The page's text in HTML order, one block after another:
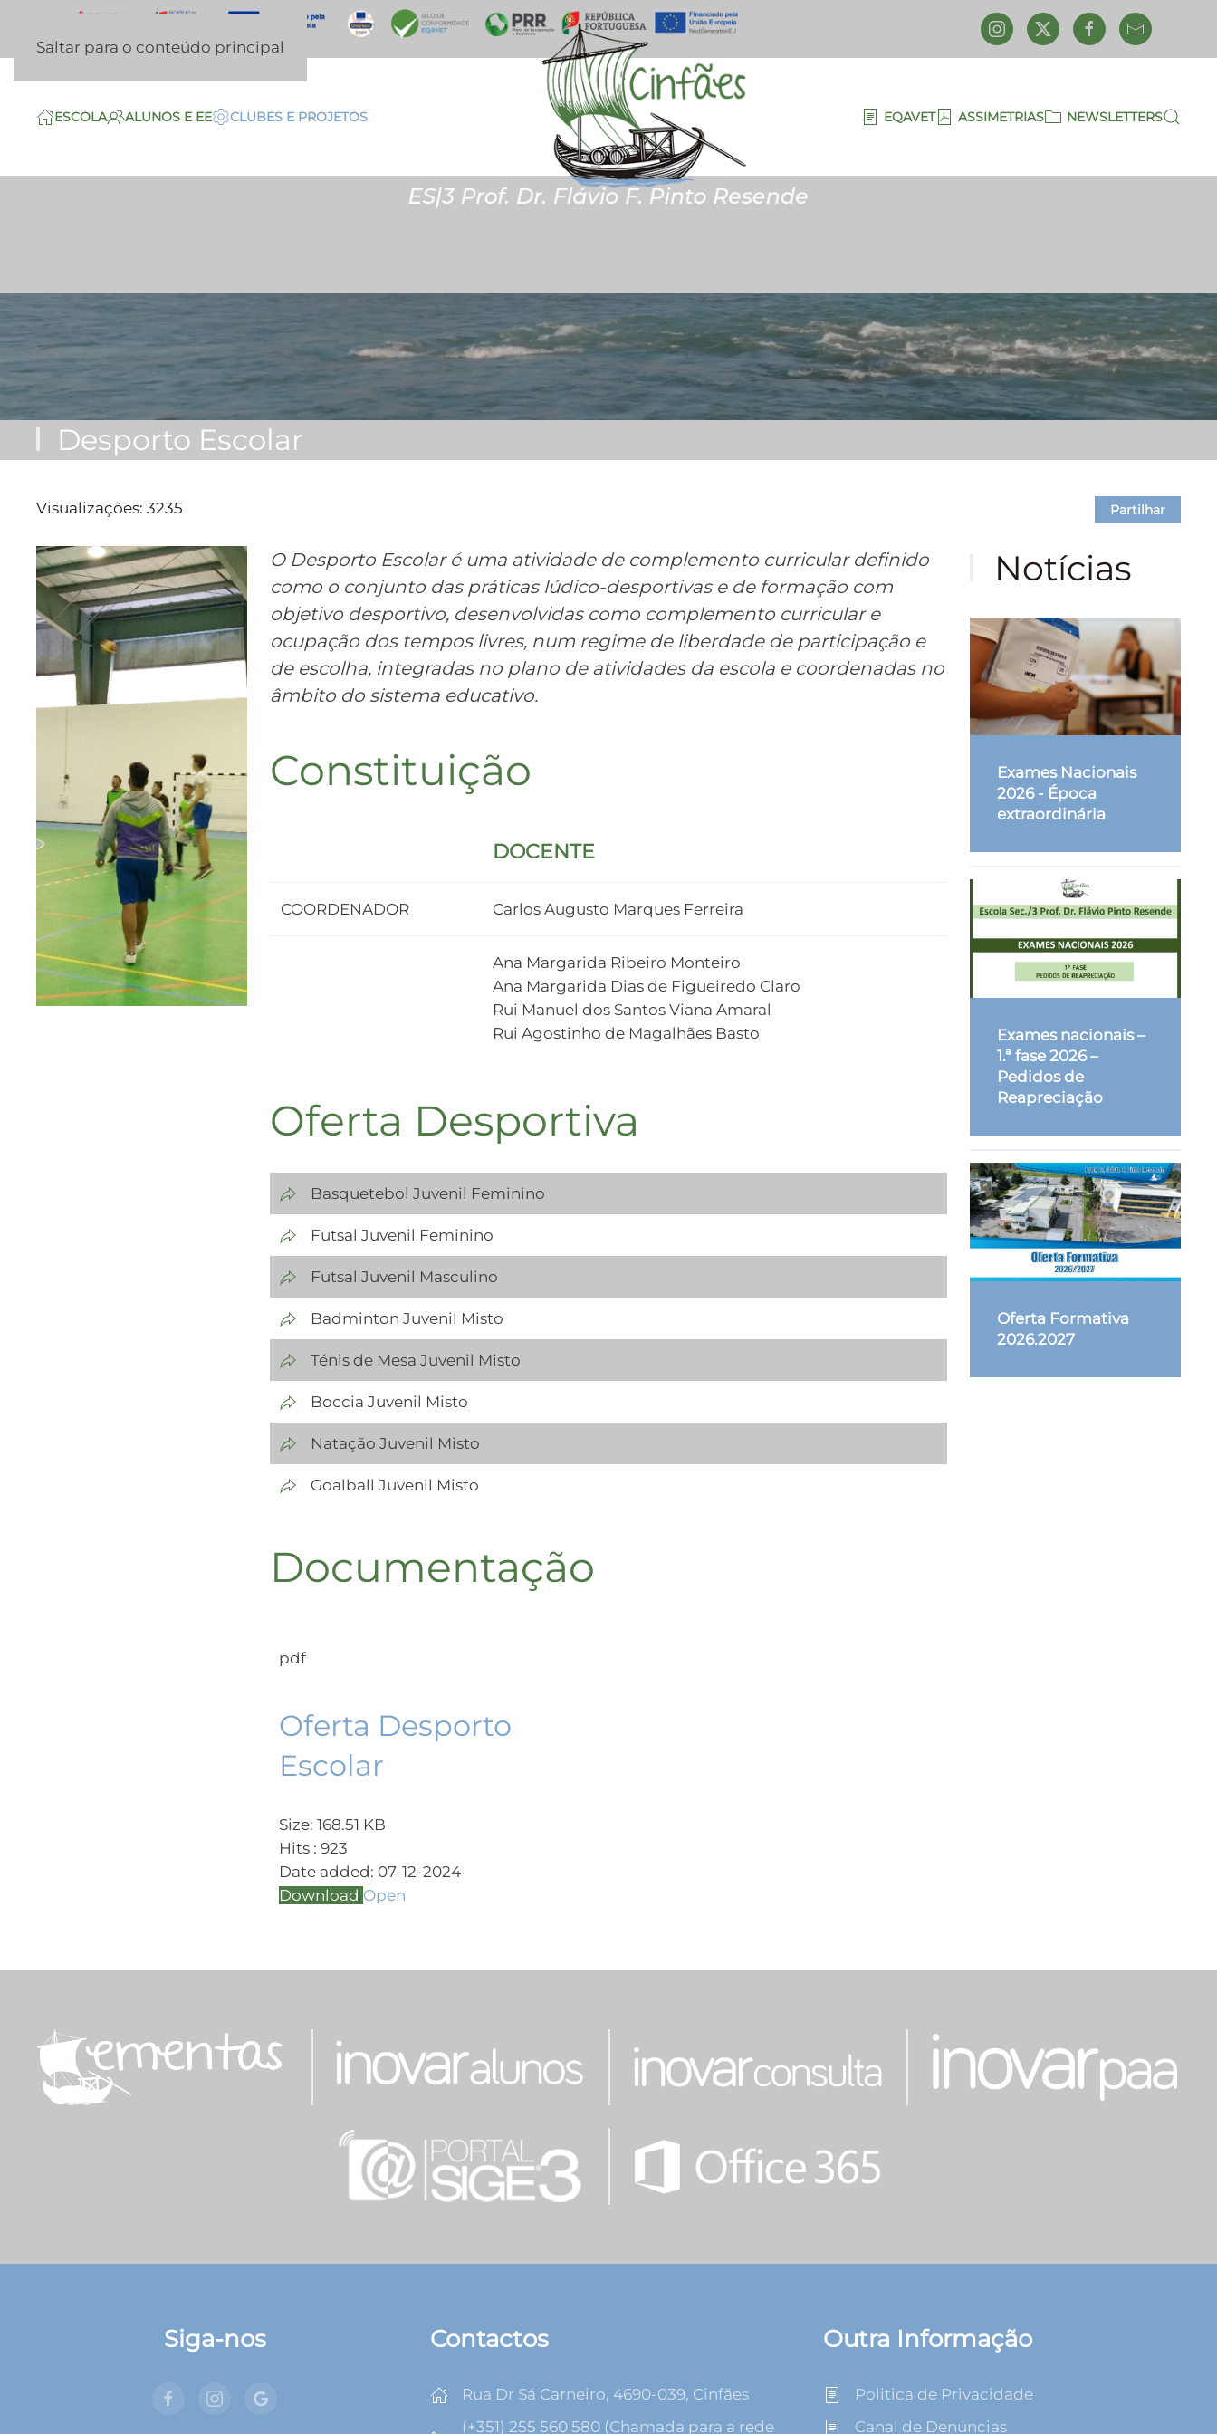
Saltar para o conteúdo principal
ESCOLA ALUNOS E EE CLUBES E PROJETOS EQAVET ASSIMETRIAS NEWSLETTERS
Desporto Escolar
Visualizações: 3235 Partilhar
O Desporto Escolar é uma atividade de complemento curricular definido
como o conjunto das práticas lúdico-desportivas e de formação com
objetivo desportivo, desenvolvidas como complemento curricular e
ocupação dos tempos livres, num regime de liberdade de participação e
de escolha, integradas no plano de atividades da escola e coordenadas no
âmbito do sistema educativo.
Constituição
DOCENTE
COORDENADOR Carlos Augusto Marques Ferreira
Ana Margarida Ribeiro Monteiro
Ana Margarida Dias de Figueiredo Claro
Rui Manuel dos Santos Viana Amaral
Rui Agostinho de Magalhães Basto
Oferta Desportiva
Basquetebol Juvenil Feminino
Futsal Juvenil Feminino
Futsal Juvenil Masculino
Badminton Juvenil Misto
Ténis de Mesa Juvenil Misto
Boccia Juvenil Misto
Natação Juvenil Misto
Goalball Juvenil Misto
Documentação
pdf
Oferta Desporto
Escolar
Size: 168.51 KB
Hits : 923
Date added: 07-12-2024
Download Open
Notícias
Exames Nacionais
2026 - Época
extraordinária
Exames nacionais –
1.ª fase 2026 –
Pedidos de
Reapreciação
Oferta Formativa
2026.2027
Siga-nos Contactos
Rua Dr Sá Carneiro, 4690-039, Cinfães
(+351) 255 560 580 (Chamada para a rede
Outra Informação
Politica de Privacidade
Canal de Denúncias